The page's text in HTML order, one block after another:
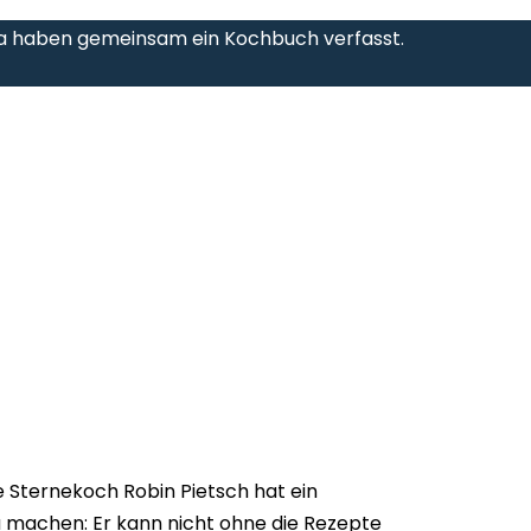
gemeinsam ein Kochbuch verfasst.
Robin Pietsch hat ein
Er kann nicht ohne die Rezepte